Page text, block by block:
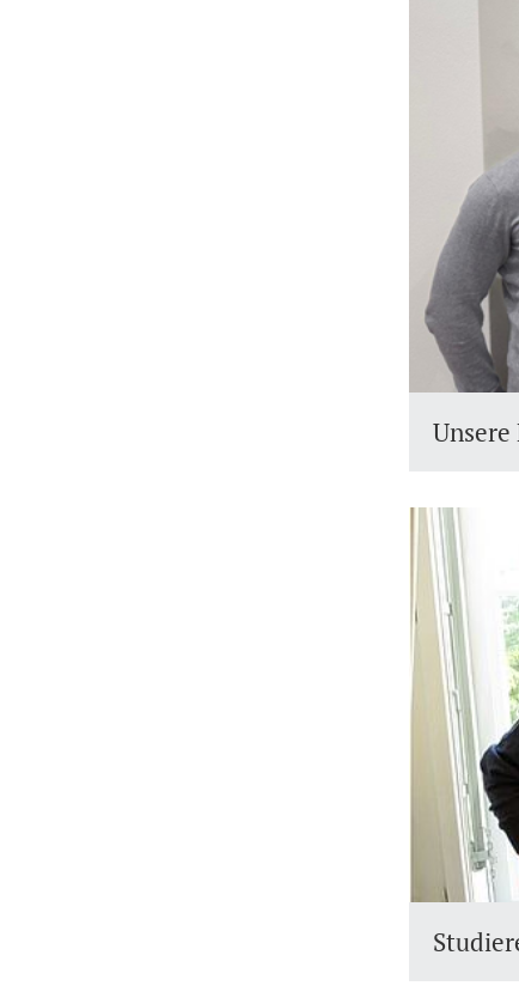
Unsere